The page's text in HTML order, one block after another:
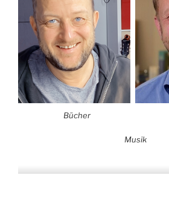
Bücher
Musik